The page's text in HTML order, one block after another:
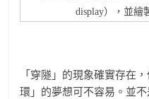
display），並繪
「穿隧」的現象確實存在
環」的夢想可不容易。並